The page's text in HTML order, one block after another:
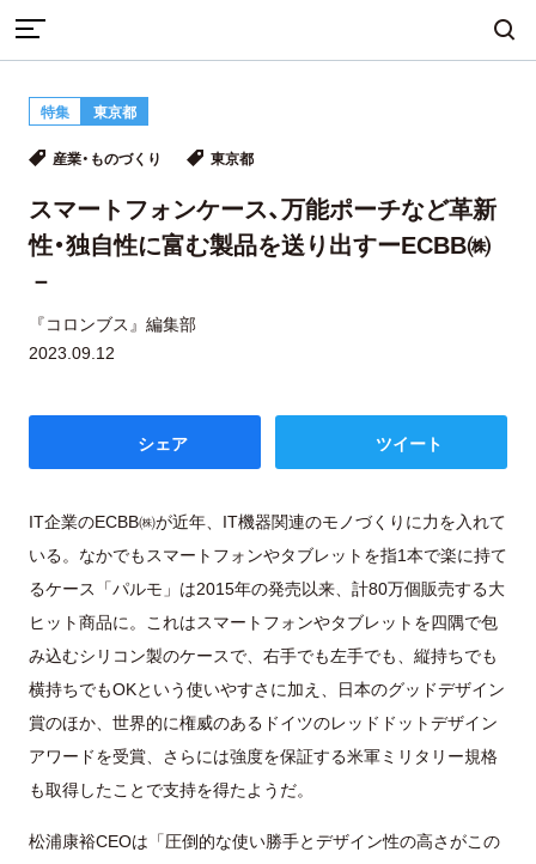
自然・歴史・文化 移住 食・グルメ
産業・ものづくり
スマートフォンケース、万能ポーチなど革新性・独自性に富む
製品を送り出すーECBB㈱－
特集 東京都
産業・ものづくり 東京都
スマートフォンケース、万能ポーチなど革新
性・独自性に富む製品を送り出すーECBB㈱
－
『コロンブス』編集部
2023.09.12
シェア ツイート
IT企業のECBB㈱が近年、IT機器関連のモノづくりに力を入れて
いる。なかでもスマートフォンやタブレットを指1本で楽に持て
るケース「パルモ」は2015年の発売以来、計80万個販売する大
ヒット商品に。これはスマートフォンやタブレットを四隅で包
み込むシリコン製のケースで、右手でも左手でも、縦持ちでも
横持ちでもOKという使いやすさに加え、日本のグッドデザイン
賞のほか、世界的に権威のあるドイツのレッドドットデザイン
アワードを受賞、さらには強度を保証する米軍ミリタリー規格
も取得したことで支持を得たようだ。
松浦康裕CEOは「圧倒的な使い勝手とデザイン性の高さがこの